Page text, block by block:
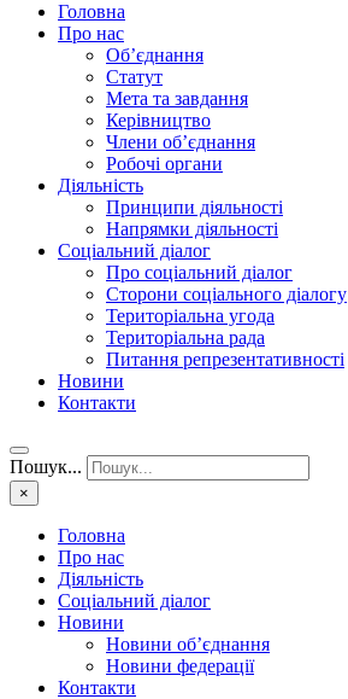
Головна
Про нас
Об’єднання
Статут
Мета та завдання
Керівництво
Члени об’єднання
Робочі органи
Діяльність
Принципи діяльності
Напрямки діяльності
Соціальний діалог
Про соціальний діалог
Сторони соціального діалогу
Територіальна угода
Територіальна рада
Питання репрезентативності
Новини
Контакти
Пошук...
×
Головна
Про нас
Діяльність
Соціальний діалог
Новини
Новини об’єднання
Новини федерації
Контакти